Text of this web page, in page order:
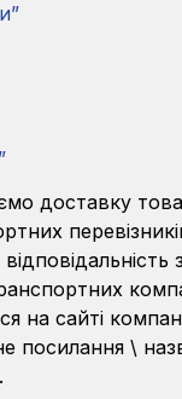
доставку
на сайті
посилання \